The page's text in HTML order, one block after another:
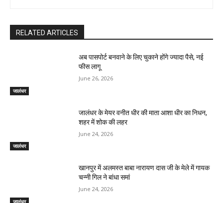
RELATED ARTICLES
जालंधर
अब पासपोर्ट बनवाने के लिए चुकाने होंगे ज्यादा पैसे, नई
फीस लागू
June 26, 2026
जालंधर
जालंधर के मेयर वनीत धीर की माता आशा धीर का निधन,
शहर में शोक की लहर
June 24, 2026
जालंधर
खानपुर में अलमस्त बाबा नारायण दास जी के मेले में गायक
चन्नी गिल ने बांधा समां
June 24, 2026